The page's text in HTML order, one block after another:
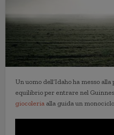
Un uomo dell’Idaho ha messo
equilibrio per entrare nel
giocoleria alla guida un